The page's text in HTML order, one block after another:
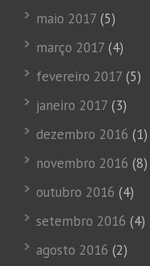
maio 2017 (5)
março 2017 (4)
fevereiro 2017 (5)
janeiro 2017 (3)
dezembro 2016 (1)
novembro 2016 (8)
outubro 2016 (4)
setembro 2016 (4)
agosto 2016 (2)